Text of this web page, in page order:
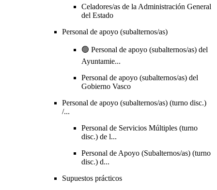
Celadores/as de la Administración General
del Estado
Personal de apoyo (subalternos/as)
🟢 Personal de apoyo (subalternos/as) del
Ayuntamie...
Personal de apoyo (subalternos/as) del
Gobierno Vasco
Personal de apoyo (subalternos/as) (turno disc.)
/...
Personal de Servicios Múltiples (turno
disc.) de l...
Personal de Apoyo (Subalternos/as) (turno
disc.) d...
Supuestos prácticos